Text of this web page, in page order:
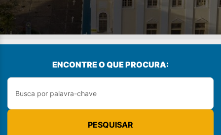
ENCONTRE O QUE PROCURA:
PESQUISAR